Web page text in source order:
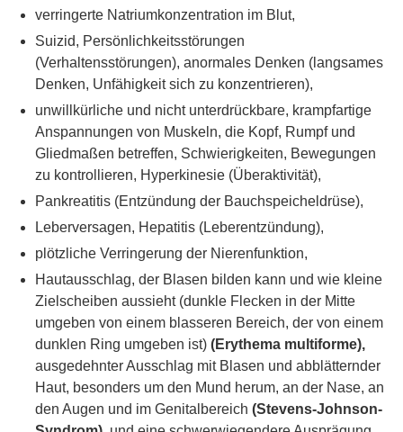
verringerte Natriumkonzentration im Blut,
Suizid, Persönlichkeitsstörungen
(Verhaltensstörungen), anormales Denken (langsames
Denken, Unfähigkeit sich zu konzentrieren),
unwillkürliche und nicht unterdrückbare, krampfartige
Anspannungen von Muskeln, die Kopf, Rumpf und
Gliedmaßen betreffen, Schwierigkeiten, Bewegungen
zu kontrollieren, Hyperkinesie (Überaktivität),
Pankreatitis (Entzündung der Bauchspeicheldrüse),
Leberversagen, Hepatitis (Leberentzündung),
plötzliche Verringerung der Nierenfunktion,
Hautausschlag, der Blasen bilden kann und wie kleine
Zielscheiben aussieht (dunkle Flecken in der Mitte
umgeben von einem blasseren Bereich, der von einem
dunklen Ring umgeben ist) (Erythema multiforme),
ausgedehnter Ausschlag mit Blasen und abblätternder
Haut, besonders um den Mund herum, an der Nase, an
den Augen und im Genitalbereich (Stevens-Johnson-